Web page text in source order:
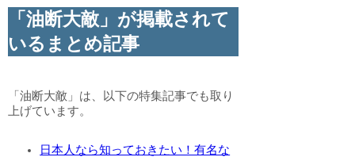
「油断大敵」が掲載されて
いるまとめ記事
「油断大敵」は、以下の特集記事でも取り
上げています。
日本人なら知っておきたい！有名な